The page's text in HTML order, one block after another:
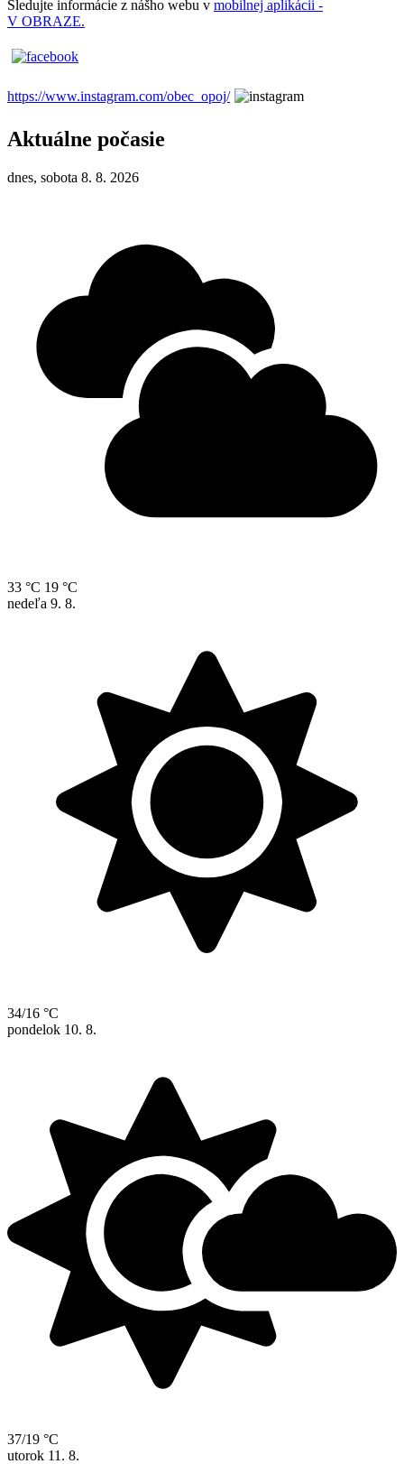
Sledujte informácie z nášho webu v mobilnej aplikácii -
V OBRAZE.
https://www.instagram.com/obec_opoj/
Aktuálne počasie
dnes, sobota 8. 8. 2026
33 °C 19 °C
nedeľa 9. 8.
34/16 °C
pondelok 10. 8.
37/19 °C
utorok 11. 8.